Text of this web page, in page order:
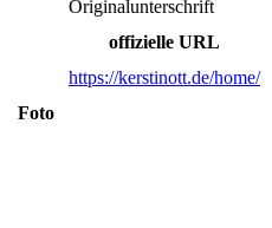
Originalunterschrift
offizielle URL
https://kerstinott.de/home/
Foto